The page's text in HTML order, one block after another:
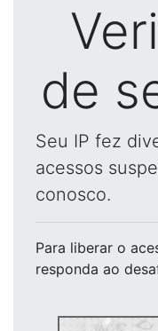
de
Seu IP fez
acessos
conosco.
Para liberar o
responda ao